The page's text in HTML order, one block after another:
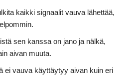
kaikki signaalit vauva lähettää,
sen kanssa on jano ja nälkä,
aivan muuta.
ei vauva käyttäytyy aivan kuin eri